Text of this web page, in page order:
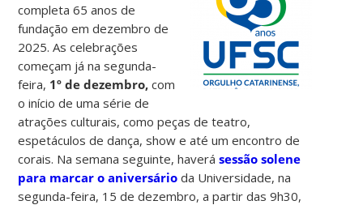
completa 65 anos de
fundação em dezembro de
2025. As celebrações
começam já na segunda-
feira, 1º de dezembro,com
o início de uma série de
atrações culturais, como peças de teatro,
espetáculos de dança, show e até um encontro de
corais. Na semana seguinte, haverásessão solene
para marcar o aniversário da Universidade, na
segunda-feira, 15 de dezembro, a partir das 9h30,